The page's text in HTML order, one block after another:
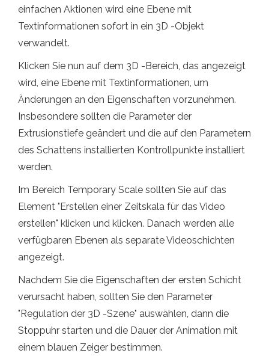
einfachen Aktionen wird eine Ebene mit
Textinformationen sofort in ein 3D -Objekt
verwandelt.
Klicken Sie nun auf dem 3D -Bereich, das angezeigt
wird, eine Ebene mit Textinformationen, um
Änderungen an den Eigenschaften vorzunehmen.
Insbesondere sollten die Parameter der
Extrusionstiefe geändert und die auf den Parametern
des Schattens installierten Kontrollpunkte installiert
werden.
Im Bereich Temporary Scale sollten Sie auf das
Element "Erstellen einer Zeitskala für das Video
erstellen" klicken und klicken. Danach werden alle
verfügbaren Ebenen als separate Videoschichten
angezeigt.
Nachdem Sie die Eigenschaften der ersten Schicht
verursacht haben, sollten Sie den Parameter
"Regulation der 3D -Szene" auswählen, dann die
Stoppuhr starten und die Dauer der Animation mit
einem blauen Zeiger bestimmen.